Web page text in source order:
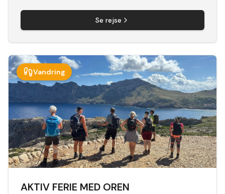
Se rejse
Vandring
AKTIV FERIE MED OREN